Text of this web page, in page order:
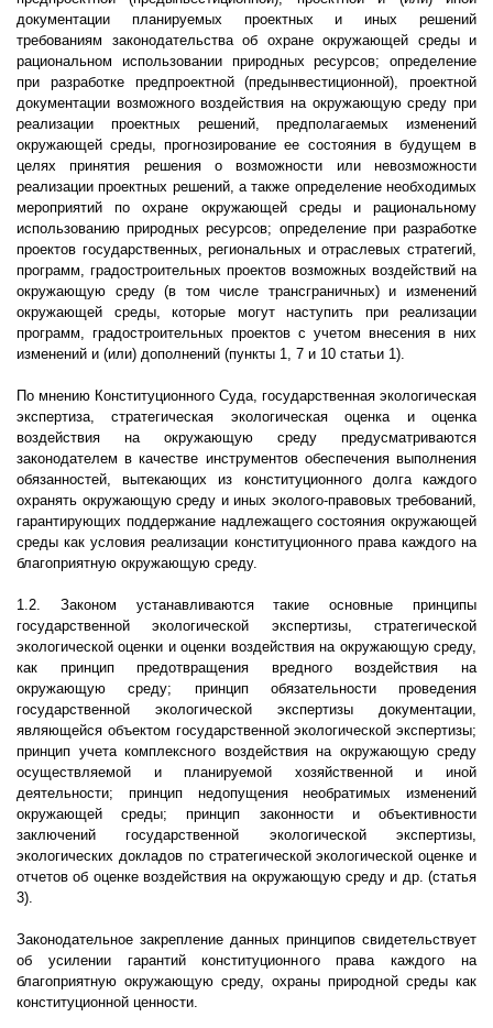
документации планируемых проектных и иных решений
требованиям законодательства об охране окружающей среды и
рациональном использовании природных ресурсов; определение
при разработке предпроектной (предынвестиционной), проектной
документации возможного воздействия на окружающую среду при
реализации проектных решений, предполагаемых изменений
окружающей среды, прогнозирование ее состояния в будущем в
целях принятия решения о возможности или невозможности
реализации проектных решений, а также определение необходимых
мероприятий по охране окружающей среды и рациональному
использованию природных ресурсов; определение при разработке
проектов государственных, региональных и отраслевых стратегий,
программ, градостроительных проектов возможных воздействий на
окружающую среду (в том числе трансграничных) и изменений
окружающей среды, которые могут наступить при реализации
программ, градостроительных проектов с учетом внесения в них
изменений и (или) дополнений (пункты 1, 7 и 10 статьи 1).
По мнению Конституционного Суда, государственная экологическая
экспертиза, стратегическая экологическая оценка и оценка
воздействия на окружающую среду предусматриваются
законодателем в качестве инструментов обеспечения выполнения
обязанностей, вытекающих из конституционного долга каждого
охранять окружающую среду и иных эколого-правовых требований,
гарантирующих поддержание надлежащего состояния окружающей
среды как условия реализации конституционного права каждого на
благоприятную окружающую среду.
1.2. Законом устанавливаются такие основные принципы
государственной экологической экспертизы, стратегической
экологической оценки и оценки воздействия на окружающую среду,
как принцип предотвращения вредного воздействия на
окружающую среду; принцип обязательности проведения
государственной экологической экспертизы документации,
являющейся объектом государственной экологической экспертизы;
принцип учета комплексного воздействия на окружающую среду
осуществляемой и планируемой хозяйственной и иной
деятельности; принцип недопущения необратимых изменений
окружающей среды; принцип законности и объективности
заключений государственной экологической экспертизы,
экологических докладов по стратегической экологической оценке и
отчетов об оценке воздействия на окружающую среду и др. (статья
3).
Законодательное закрепление данных принципов свидетельствует
об усилении гарантий конституционного права каждого на
благоприятную окружающую среду, охраны природной среды как
конституционной ценности.